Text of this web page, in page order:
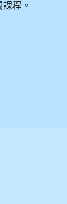
程。